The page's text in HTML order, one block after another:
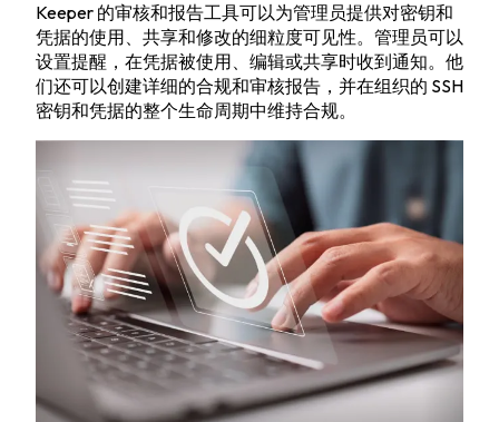
Keeper 的审核和报告工具可以为管理员提供对密钥和
凭据的使用、共享和修改的细粒度可见性。管理员可以
设置提醒，在凭据被使用、编辑或共享时收到通知。他
们还可以创建详细的合规和审核报告，并在组织的 SSH
密钥和凭据的整个生命周期中维持合规。